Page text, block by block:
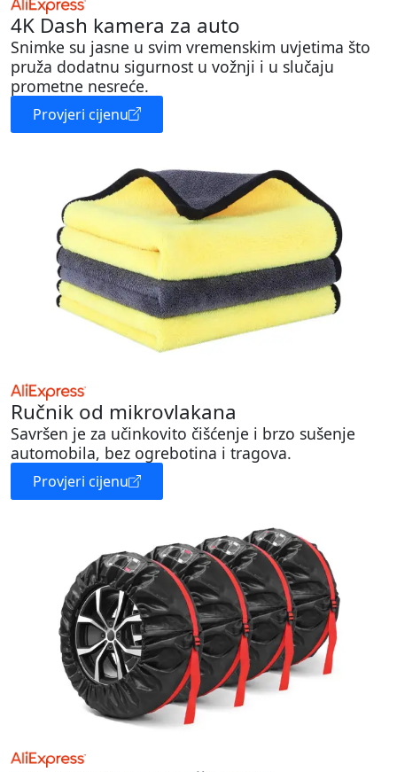
4K Dash kamera za auto
Snimke su jasne u svim vremenskim uvjetima što
pruža dodatnu sigurnost u vožnji i u slučaju
prometne nesreće.
Provjeri cijenu
Ručnik od mikrovlakana
Savršen je za učinkovito čišćenje i brzo sušenje
automobila, bez ogrebotina i tragova.
Provjeri cijenu